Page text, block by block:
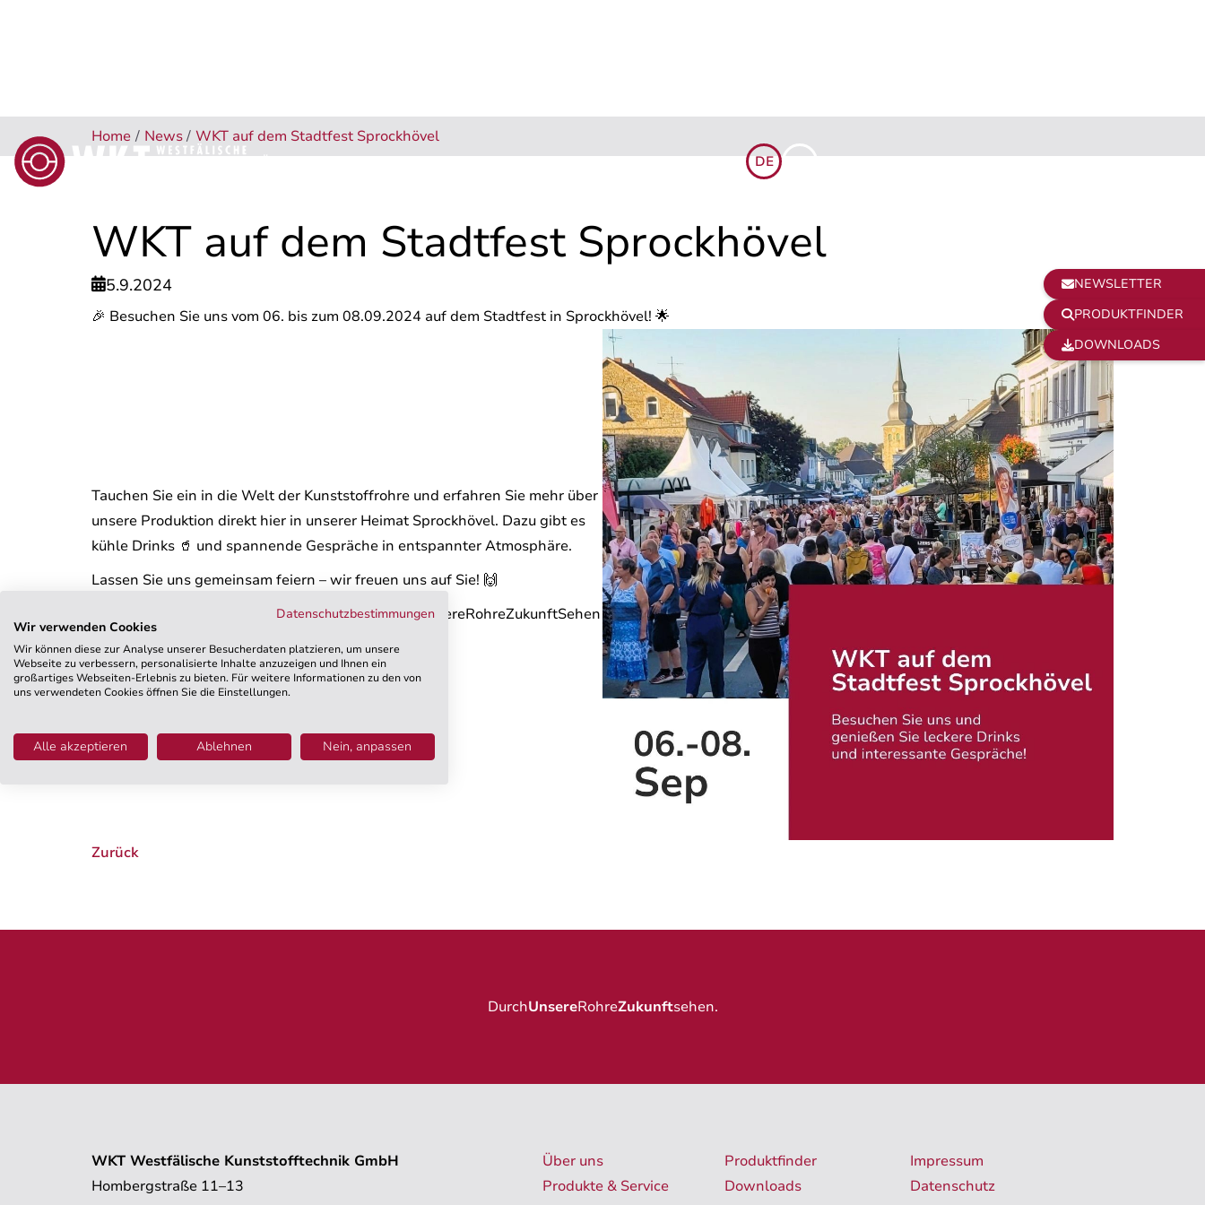
ÜBER UNSPRODUKTE & SERVICENACHHALTIGKEITKARRIERENEWSKONTAKT DE EN
Home / News / WKT auf dem Stadtfest Sprockhövel
WKT auf dem Stadtfest Sprockhövel
5.9.2024
🎉 Besuchen Sie uns vom 06. bis zum 08.09.2024 auf dem Stadtfest in Sprockhövel! 🌟
Tauchen Sie ein in die Welt der Kunststoffrohre und erfahren Sie mehr über
unsere Produktion direkt hier in unserer Heimat Sprockhövel. Dazu gibt es
kühle Drinks 🥤 und spannende Gespräche in entspannter Atmosphäre.
Lassen Sie uns gemeinsam feiern – wir freuen uns auf Sie! 🙌
#StadtfestSprockhövel #Kunststoffrohre #DurchUnsereRohreZukunftSehen
Zurück
DurchUnsereRohreZukunftsehen.
WKT Westfälische Kunststofftechnik GmbH
Hombergstraße 11–13
Über uns
Produkte & Service
Produktfinder
Downloads
Impressum
Datenschutz
NEWSLETTER
PRODUKTFINDER
DOWNLOADS
Datenschutzbestimmungen
Wir verwenden Cookies
Wir können diese zur Analyse unserer Besucherdaten platzieren, um unsere
Webseite zu verbessern, personalisierte Inhalte anzuzeigen und Ihnen ein
großartiges Webseiten-Erlebnis zu bieten. Für weitere Informationen zu den von
uns verwendeten Cookies öffnen Sie die Einstellungen.
Alle akzeptieren Ablehnen Nein, anpassen